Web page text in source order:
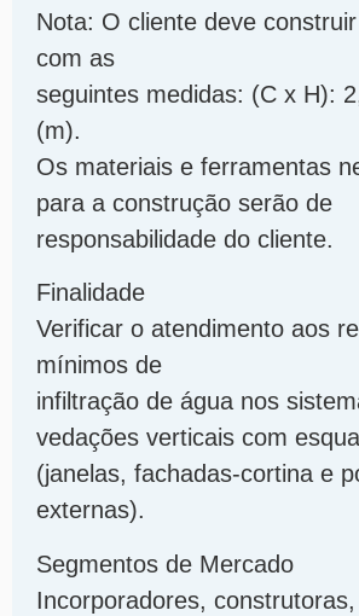
Nota: O cliente deve
com as
seguintes medidas: (C x H):
(m).
Os materiais e ferramentas
para a construção serão de
responsabilidade do cliente.
Finalidade
Verificar o atendimento aos
mínimos de
infiltração de água nos
vedações verticais com
(janelas, fachadas-cortina e
externas).
Segmentos de Mercado
Incorporadores, construtoras,